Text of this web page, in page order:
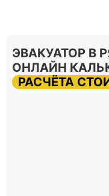
ЭВАКУАТОР В
ОНЛАЙН
РАСЧЁТА